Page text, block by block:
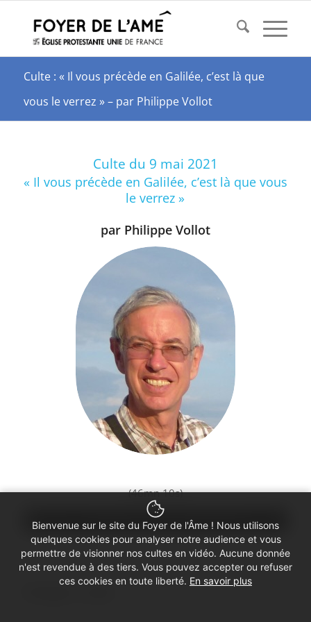
Culte : « Il vous précède en Galilée, c’est là que
vous le verrez » – par Philippe Vollot
Culte du 9 mai 2021
« Il vous précède en Galilée, c’est là que vous
le verrez »
par Philippe Vollot
(46mn 10s)
00:00 00:00
Bienvenue sur le site du Foyer de l'Âme ! Nous utilisons
quelques cookies pour analyser notre audience et vous
permettre de visionner nos cultes en vidéo. Aucune donnée
n'est revendue à des tiers. Vous pouvez accepter ou refuser
ces cookies en toute liberté. En savoir plus